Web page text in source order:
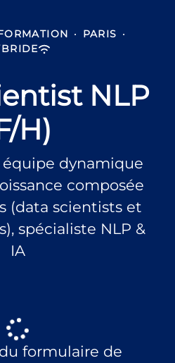
· PARIS ·
NLP
H)
dynamique
composée
(data scientists et
spécialiste NLP &
IA
formulaire de